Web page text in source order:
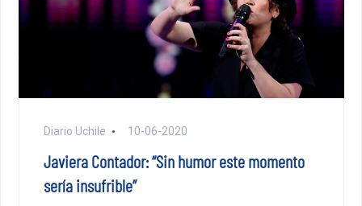
Diario Uchile 10-06-2020
Javiera Contador: “Sin humor este momento
sería insufrible”